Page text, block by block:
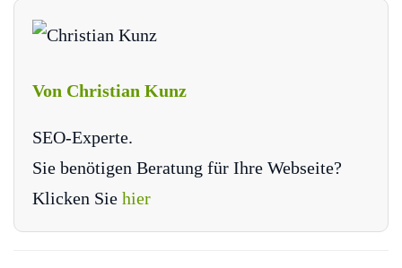
Von Christian Kunz
SEO-Experte.
Sie benötigen Beratung für Ihre Webseite?
Klicken Sie hier